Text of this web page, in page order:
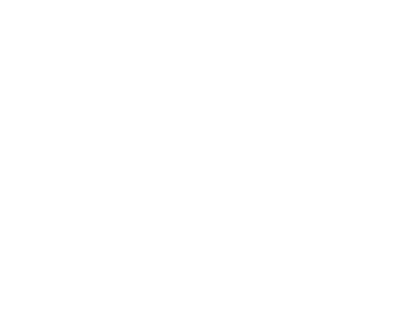
によって段階的に手数料
の仲介手数料の上限は売